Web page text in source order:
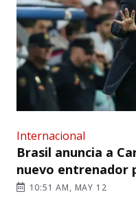
Internacional
Brasil anuncia a
nuevo entrenador
10:51 AM, MAY 12